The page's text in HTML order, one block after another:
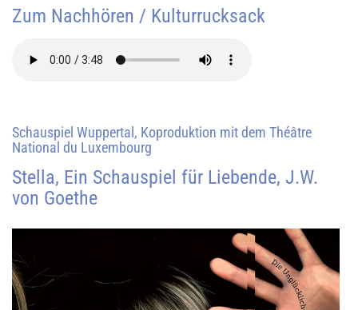
Zum Nachhören / Kulturrucksack
Schauspiel Wuppertal, Koproduktion mit dem Théâtre
National du Luxembourg
Stella, Ein Schauspiel für Liebende, J.W.
von Goethe